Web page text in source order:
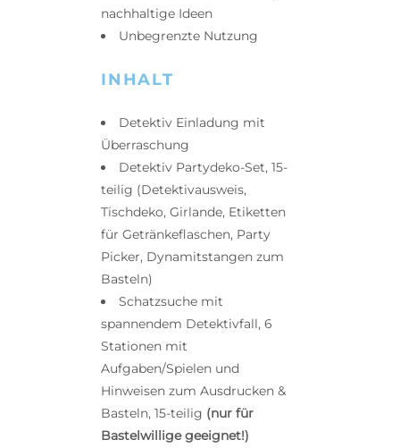
nachhaltige Ideen
Unbegrenzte Nutzung
INHALT
Detektiv Einladung mit
Überraschung
Detektiv Partydeko-Set, 15-
teilig (Detektivausweis,
Tischdeko, Girlande, Etiketten
für Getränkeflaschen, Party
Picker, Dynamitstangen zum
Basteln)
Schatzsuche mit
spannendem Detektivfall, 6
Stationen mit
Aufgaben/Spielen und
Hinweisen zum Ausdrucken &
Basteln, 15-teilig (nur für
Bastelwillige geeignet!)